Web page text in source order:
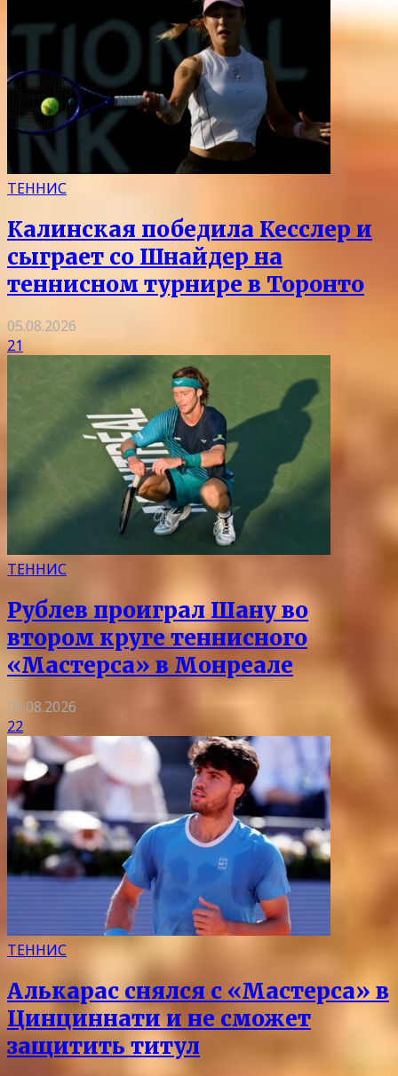
ТЕННИС
Калинская победила Кесслер и
сыграет со Шнайдер на
теннисном турнире в Торонто
05.08.2026
21
ТЕННИС
Рублев проиграл Шану во
втором круге теннисного
«Мастерса» в Монреале
05.08.2026
22
ТЕННИС
Алькарас снялся с «Мастерса» в
Цинциннати и не сможет
защитить титул